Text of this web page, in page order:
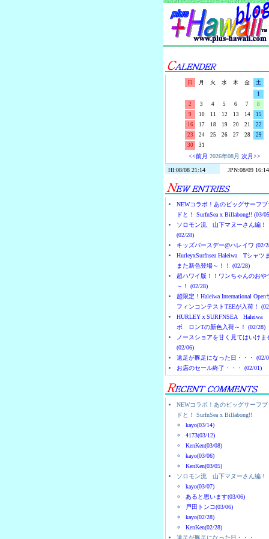
日 月 火 水 木 金
土
1
2
3 4 5 6 7
8
9
10 11 12 13 14
15
16
17 18 19 20 21
22
23
24 25 26 27 28
29
30
31
<<前月 2026年08月 次月>>
NEWコラボ！あのビッグサーフブ
ドと！ SurfnSea x Billabong!! (03/
ソロモン流 山下マヌーさん編！
(02/28)
キッズバースデー@ハレイワ (02/
HurleyxSurfnsea Haleiwa Tシャツ
また新色登場～！！ (02/28)
超ハワイ版！！ワンちゃんのおや
～！ (02/28)
超限定！Haleiwa International Open
フィンコンテストTEEが入荷！
HURLEYｘSURFNSEA Haleiwa
ボ ロンTの新色入荷～！ (02/28)
ノースショアを甘く見てはいけま
(02/06)
遠足が豚足になった日・・・ (02/
お店のセール終了・・・ (02/01)
NEWコラボ！あのビッグサーフブ
ドと！ SurfnSea x Billabong!!
kayo(03/14)
4173(03/12)
KenKen(03/08)
kayo(03/06)
KenKen(03/05)
ソロモン流 山下マヌーさん編！
kayo(03/07)
あると思います(03/06)
戸田トンコ(03/06)
kayo(02/28)
KenKen(02/28)
遠足が豚足になった日・・・